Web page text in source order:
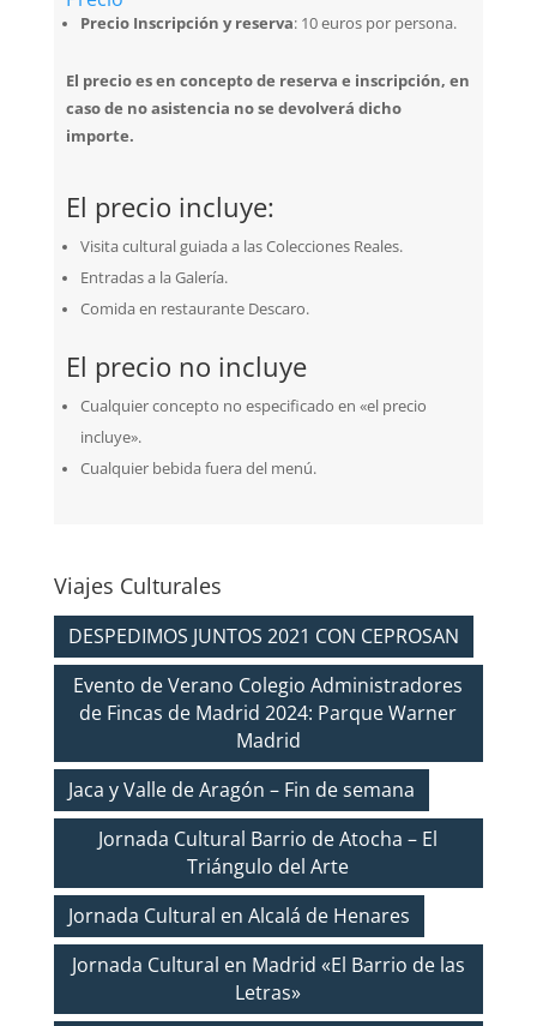
Precio Inscripción y reserva: 10 euros por persona.
El precio es en concepto de reserva e inscripción, en
caso de no asistencia no se devolverá dicho
importe.
El precio incluye:
Visita cultural guiada a las Colecciones Reales.
Entradas a la Galería.
Comida en restaurante Descaro.
El precio no incluye
Cualquier concepto no especificado en «el precio
incluye».
Cualquier bebida fuera del menú.
Viajes Culturales
DESPEDIMOS JUNTOS 2021 CON CEPROSAN
Evento de Verano Colegio Administradores
de Fincas de Madrid 2024: Parque Warner
Madrid
Jaca y Valle de Aragón – Fin de semana
Jornada Cultural Barrio de Atocha – El
Triángulo del Arte
Jornada Cultural en Alcalá de Henares
Jornada Cultural en Madrid «El Barrio de las
Letras»